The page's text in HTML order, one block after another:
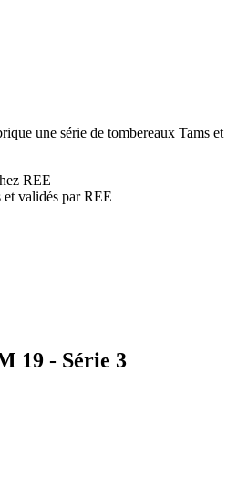
une série de tombereaux Tams et
REE
et validés par REE
19 - Série 3